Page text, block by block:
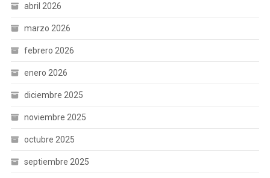
abril 2026
marzo 2026
febrero 2026
enero 2026
diciembre 2025
noviembre 2025
octubre 2025
septiembre 2025